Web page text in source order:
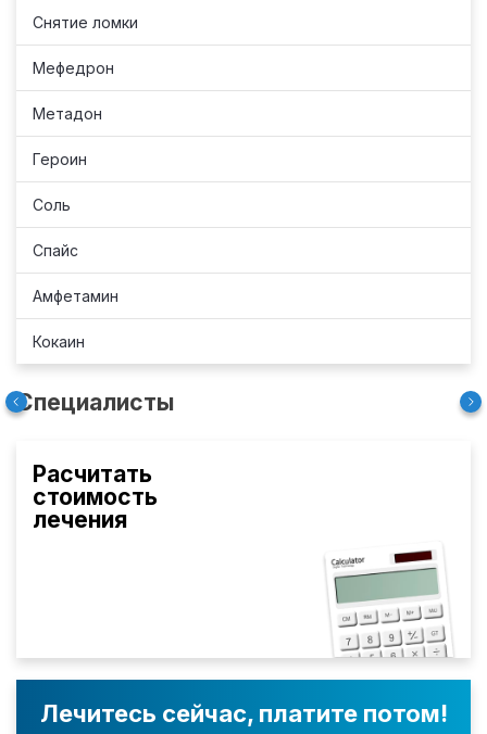
Снятие ломки
Мефедрон
Метадон
Героин
Соль
Спайс
Амфетамин
Кокаин
Специалисты
Расчитать
стоимость
лечения
Лечитесь сейчас, платите потом!